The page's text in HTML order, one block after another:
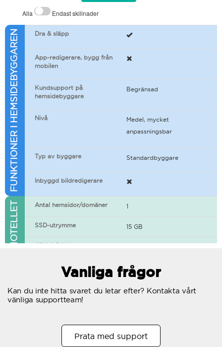
Alla Endast skillnader
FUNKTIONER I HEMSIDEBYGGAREN Dra & släpp
App-redigerare, bygg från
mobilen
Kundsupport på
hemsidebyggare
Begränsad
Nivå
Medel, mycket
anpassningsbar
Typ av byggare Standardbyggare
Inbyggd bildredigerare
FUNKTIONER I WEBBHOTELLET Antal hemsidor/domäner 1
SSD-utrymme 15 GB
CPU & RAM
Gratis SSL-certifikat
Antal samtidiga
Vanliga frågor
Kan du inte hitta svaret du letar efter? Kontakta vårt
vänliga supportteam!
Prata med support